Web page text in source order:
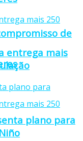
de
entrega mais
plano para